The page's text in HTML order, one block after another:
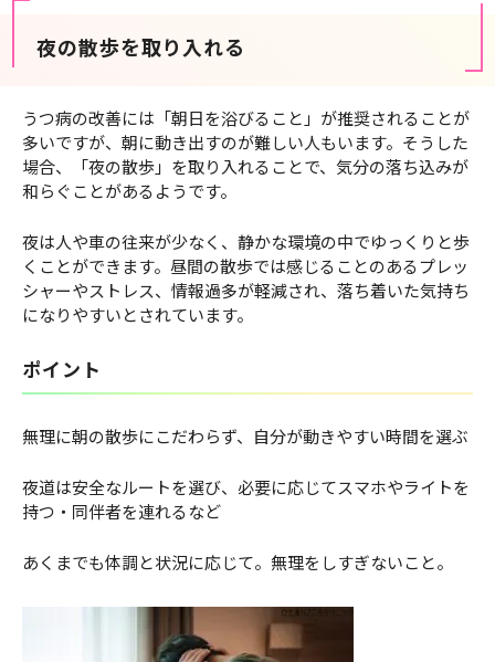
夜の散歩を取り入れる
うつ病の改善には「朝日を浴びること」が推奨されることが
多いですが、朝に動き出すのが難しい人もいます。そうした
場合、「夜の散歩」を取り入れることで、気分の落ち込みが
和らぐことがあるようです。
夜は人や車の往来が少なく、静かな環境の中でゆっくりと歩
くことができます。昼間の散歩では感じることのあるプレッ
シャーやストレス、情報過多が軽減され、落ち着いた気持ち
になりやすいとされています。
ポイント
無理に朝の散歩にこだわらず、自分が動きやすい時間を選ぶ
夜道は安全なルートを選び、必要に応じてスマホやライトを
持つ・同伴者を連れるなど
あくまでも体調と状況に応じて。無理をしすぎないこと。